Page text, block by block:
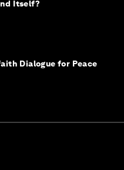
Itself?
Dialogue for Peace